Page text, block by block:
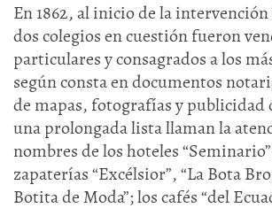
En 1862, al inicio de la
dos colegios en cuestión fueron
particulares y consagrados a los
según consta en documentos
de mapas, fotografías y publicidad
una prolongada lista llaman la
nombres de los hoteles
zapaterías “Excélsior”, “La Bota
Botita de Moda”; los cafés “del